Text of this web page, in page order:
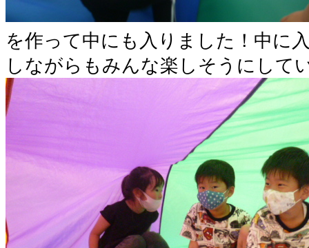
を作って中にも入りました！中に
しながらもみんな楽しそうにして